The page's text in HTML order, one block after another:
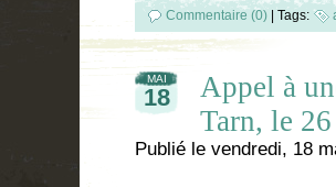
Commentaire (0) Tags:
MAI
18
Appel à
Tarn, le
Publié le vendredi, 18